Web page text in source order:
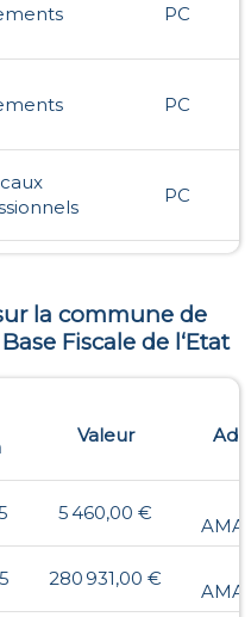
PC
PC
PC
la commune de
Fiscale de l‘Etat
Valeur
5 460,00 €
280 931,00 €